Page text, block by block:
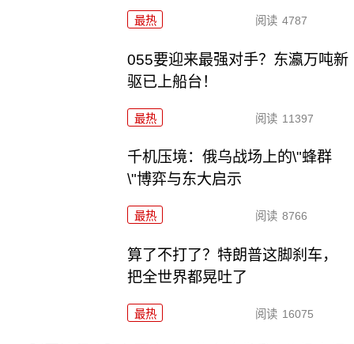
最热 阅读 4787
055要迎来最强对手？东瀛万吨新
驱已上船台！
最热 阅读 11397
千机压境：俄乌战场上的\"蜂群
\"博弈与东大启示
最热 阅读 8766
算了不打了？特朗普这脚刹车，
把全世界都晃吐了
最热 阅读 16075